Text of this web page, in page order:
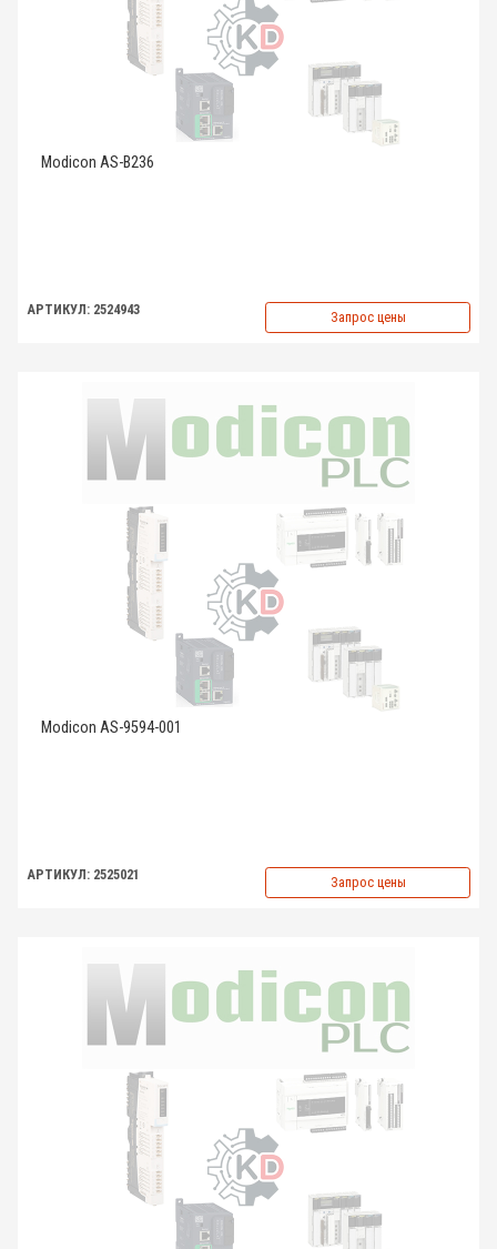
Modicon AS-B236
АРТИКУЛ: 2524943 Запрос цены
Modicon AS-9594-001
АРТИКУЛ: 2525021 Запрос цены